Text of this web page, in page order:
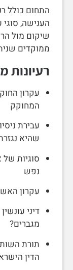
התחום כולל
הענישה,
שיקום מול
ממוקדים
רעיונות
עקרון
המחוקק
עבירת
שהיא
סוגיות
נפש
עקרון
דיני
מגברים?
תורת
הדין